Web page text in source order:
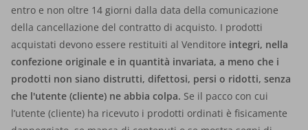
entro e non oltre 14 giorni dalla data della comunicazione
della cancellazione del contratto di acquisto. I prodotti
acquistati devono essere restituiti al Venditore integri, nella
confezione originale e in quantità invariata, a meno che i
prodotti non siano distrutti, difettosi, persi o ridotti, senza
che l'utente (cliente) ne abbia colpa. Se il pacco con cui
l’utente (cliente) ha ricevuto i prodotti ordinati è fisicamente